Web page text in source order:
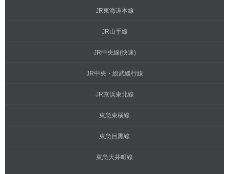
JR東海道本線
JR山手線
JR中央線(快速)
JR中央・総武緩行線
JR京浜東北線
東急東横線
東急目黒線
東急大井町線